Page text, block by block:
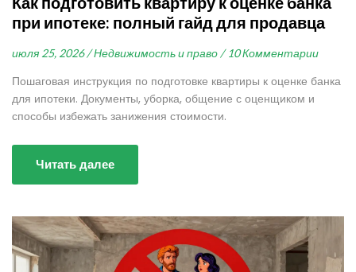
при ипотеке: полный гайд для продавца
июля 25, 2026 / Недвижимость и право / 10 Комментарии
Пошаговая инструкция по подготовке квартиры к оценке банка
для ипотеки. Документы, уборка, общение с оценщиком и
способы избежать занижения стоимости.
Читать далее